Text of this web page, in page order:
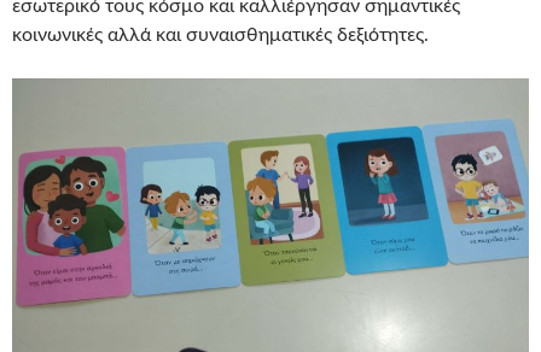
εσωτερικό τους κόσμο και καλλιέργησαν σημαντικές
κοινωνικές αλλά και συναισθηματικές δεξιότητες.